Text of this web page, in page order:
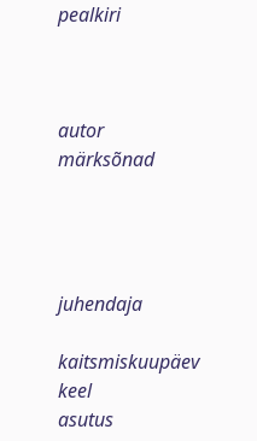
pealkiri
autor
märksõnad
juhendaja
kaitsmiskuupäev
keel
asutus